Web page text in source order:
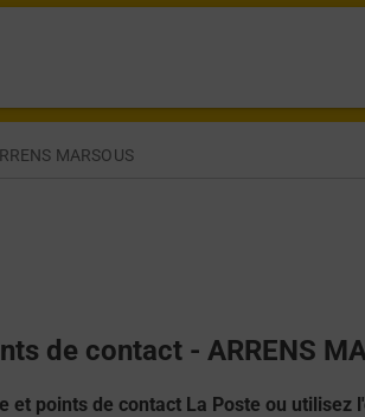
MARSOUS
de contact - ARRENS
et points de contact La Poste ou utilisez